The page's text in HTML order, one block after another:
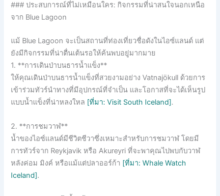
### ประสบการณ์ที่ไม่เหมือนใคร: กิจกรรมที่น่าสนใจนอกเหนือ
จาก Blue Lagoon
แม้ Blue Lagoon จะเป็นสถานที่ท่องเที่ยวชื่อดังในไอซ์แลนด์ แต่
ยังมีกิจกรรมที่น่าตื่นเต้นรอให้ค้นพบอยู่มากมาย
1. **การเดินป่าบนธารน้ำแข็ง**
ให้คุณเดินป่าบนธารน้ำแข็งที่สวยงามอย่าง Vatnajökull ด้วยการ
เข้าร่วมทัวร์นำทางที่มีอุปกรณ์ที่จำเป็น และโอกาสที่จะได้เห็นรูป
แบบน้ำแข็งที่น่าหลงใหล [ที่มา: Visit South Iceland].
2. **การชมวาฬ**
น้ำของไอซ์แลนด์มีชีวิตชีวาซึ่งเหมาะสำหรับการชมวาฬ โดยมี
การทัวร์จาก Reykjavik หรือ Akureyri ที่จะพาคุณไปพบกับวาฬ
หลังค่อม มิงค์ หรือแม้แต่ปลาออร์ก้า [ที่มา: Whale Watch
Iceland].